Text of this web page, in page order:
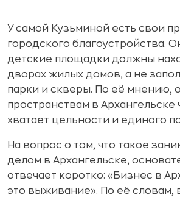
У самой Кузьминой есть свои
городского благоустройства.
детские площадки должны
дворах жилых домов, а не
парки и скверы. По её мнению,
пространствам в Архангельске
хватает цельности и единого
На вопрос о том, что такое
делом в Архангельске,
отвечает коротко: «Бизнес в
это выживание». По её словам,